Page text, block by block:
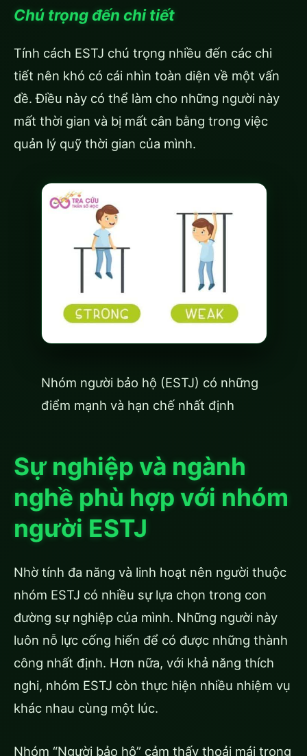
Chú trọng đến chi tiết
Tính cách ESTJ chú trọng nhiều đến các chi
tiết nên khó có cái nhìn toàn diện về một vấn
đề. Điều này có thể làm cho những người này
mất thời gian và bị mất cân bằng trong việc
quản lý quỹ thời gian của mình.
Nhóm người bảo hộ (ESTJ) có những
điểm mạnh và hạn chế nhất định
Sự nghiệp và ngành
nghề phù hợp với nhóm
người ESTJ
Nhờ tính đa năng và linh hoạt nên người thuộc
nhóm ESTJ có nhiều sự lựa chọn trong con
đường sự nghiệp của mình. Những người này
luôn nỗ lực cống hiến để có được những thành
công nhất định. Hơn nữa, với khả năng thích
nghi, nhóm ESTJ còn thực hiện nhiều nhiệm vụ
khác nhau cùng một lúc.
Nhóm “Người bảo hộ” cảm thấy thoải mái trong